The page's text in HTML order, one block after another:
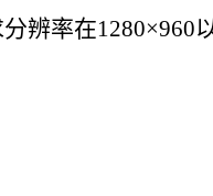
辨率在1280×960